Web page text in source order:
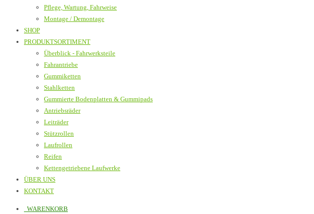
Pflege, Wartung, Fahrweise
Montage / Demontage
SHOP
PRODUKTSORTIMENT
Überblick - Fahrwerksteile
Fahrantriebe
Gummiketten
Stahlketten
Gummierte Bodenplatten & Gummipads
Antriebsräder
Leiträder
Stützrollen
Laufrollen
Reifen
Kettengetriebene Laufwerke
ÜBER UNS
KONTAKT
WARENKORB